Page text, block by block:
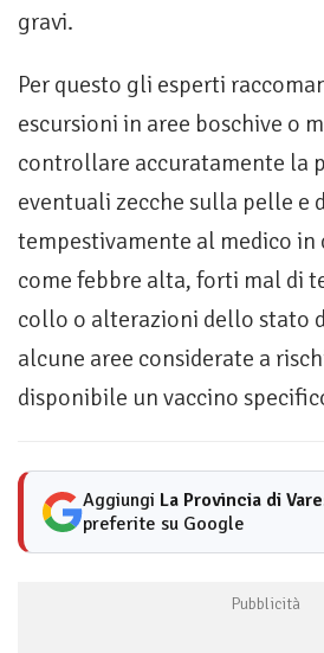
gravi.
Per questo gli esperti
escursioni in aree boschive o
controllare accuratamente la
eventuali zecche sulla pelle e
tempestivamente al medico in
come febbre alta, forti mal di
collo o alterazioni dello stato
alcune aree considerate a
disponibile un vaccino
Aggiungi La Provincia di
preferite su Google